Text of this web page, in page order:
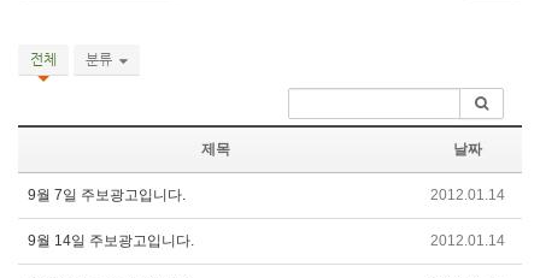
전체 분류
제목 날짜
9월 7일 주보광고입니다. 2012.01.14
9월 14일 주보광고입니다. 2012.01.14